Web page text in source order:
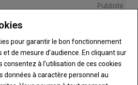
Publicité
êtes abonné(e)
VOUS
pour garantir le bon fonctionnement
de mesure d’audience. En cliquant sur
consentez à l’utilisation de ces cookies
données à caractère personnel au